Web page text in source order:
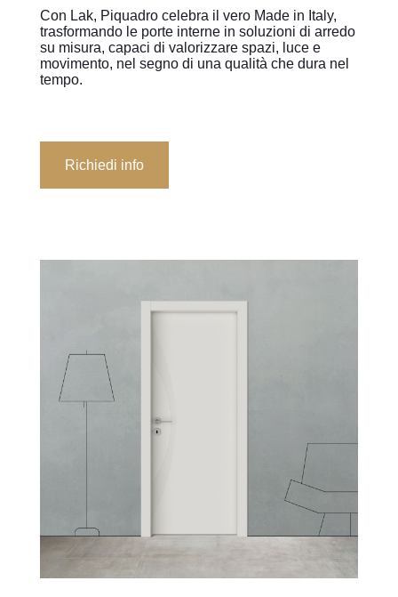
Con Lak, Piquadro celebra il vero Made in Italy,
trasformando le porte interne in soluzioni di arredo
su misura, capaci di valorizzare spazi, luce e
movimento, nel segno di una qualità che dura nel
tempo.
Richiedi info